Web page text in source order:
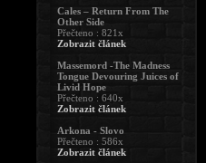
Cales – Return From The
Other Side
Přečteno : 821x
Zobrazit článek
Massemord -The Madness
Tongue Devouring Juices of
Livid Hope
Přečteno : 640x
Zobrazit článek
Arkona - Slovo
Přečteno : 586x
Zobrazit článek